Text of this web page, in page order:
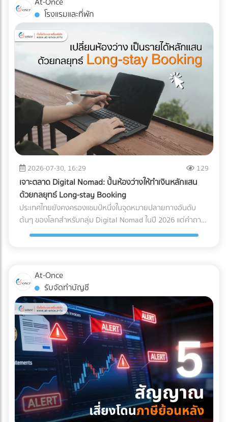
ลดค่า Demand Charge ในบิลค่าไฟได้อย่างมหาศาล ปลดล็อก
ข้อจำกัดทางกฎหมายและภาษี: ภาครัฐและ BOI มีการสนับสนุน
สิทธิประโยชน์ทางภาษีที่ชัดเจนขึ้น สำหรับการลงทุนด้านพลังงาน
สะอาดและการจัดการพลังงาน ทำให้ระยะเวลาคืนทุนสั้นลง
ประเมินความคุ้มค่า: สรุปแล้วคุ้มทุนหรือไม่? เพื่อความเข้าใจที่
ชัดเจน ลองดูตารางเปรียบเทียบระหว่างระบบเดิมกับระบบใหม่
ครับ คำตอบคือ: "คุ้มค่าอย่างแน่นอน" หากโรงงานของคุณจัด
อยู่ในกลุ่มที่มูลค่าความเสียหายจากไฟดับ 1 ครั้ง มีมูลค่าสูง (เช่น
โรงงานพลาสติก, เซมิคอนดักเตอร์, อาหารแช่แข็ง, ยาและ
เวชภัณฑ์) การมีระบบ Industrial ESS จะเปรียบเสมือนการซื้อ
"ประกันภัยความเสี่ยงทางธุรกิจ" ที่แถมโบนัสเป็นการช่วยหั่นค่าไฟ
ในทุกๆ เดือน ยกระดับโรงงานสู่ความยั่งยืนแบบไม่มีสะดุด ในปี
2026 การติดตั้ง Solar Cell สำหรับธุรกิจ B2B ไม่ได้จบแค่เรื่อง
การลดค่าไฟ แต่คือการบริหารความเสี่ยง (Risk Management)
และตอบรับกระแสลดคาร์บอน (ESG/Carbon Footprint) เพื่อ
รักษาความสามารถในการแข่งขันบนเวทีโลก การออกแบบระบบ
Solar Hybrid และ Industrial ESS ต้องอาศัยความเชี่ยวชาญ
ทางวิศวกรรมขั้นสูง ทั้งการคำนวณโหลดไฟฟ้า การเลือกขนาด
แบตเตอรี่ และการขออนุญาตขนานไฟอย่างถูกต้อง หากคุณเป็น
บริษัทรับติดตั้งโซลาร์เซลล์อุตสาหกรรมชั้นนำของประเทศไทยได้
ฟรีที่ At-once แพลตฟอร์มที่เชื่อมโยงธุรกิจ B2B ให้เจอกับพาร์ท
เนอร์ตัวจริง ช่วยให้โรงงานของคุณเดินหน้าต่อได้อย่างมั่นคง
และไม่มีวันสะดุด!
Marketing Agency และผู้เชี่ยวชาญด้านการพัฒนา Web-AR
และ 3D Model ที่พร้อมเปลี่ยนโบรชัวร์ของคุณให้กลายเป็น
พนักงานขายมือทอง ค้นหาพาร์ทเนอร์ที่ใช่ได้เลยวันนี้! ที่นี่!
มิลลิเมตรเดียวส่งผลโดยตรงต่อการวินิจฉัยโรคและชีวิตของผู้
ป่วย หากเกิดความเสียหายระหว่างขนส่ง นอกจากประกันสินค้า
อาจขาดแล้ว ความน่าเชื่อถือขององค์กรก็จะลดลงทันที บทความ
นี้จะพาคุณไปเจาะลึกความเสี่ยง และมาตรฐาน Logistics ที่ธุรกิจ
เครื่องมือแพทย์ต้องรู้ในปี 2026 ครับ 3 ความเสี่ยงแฝงที่เครื่อง
มือแพทย์ต้องเผชิญระหว่างขนส่ง การใช้รถบรรทุกธรรมดาเพื่อ
ขนส่งอุปกรณ์ที่เปราะบาง ถือเป็นการรับความเสี่ยงที่ได้ไม่คุ้มเสีย
นี่คือ 3 ปัญหาหลักที่มักทำให้อุปกรณ์พังจากภายใน: แรงสั่น
สะเทือน (Vibration & Micro-shocks): เลนส์ เลเซอร์ และ
เซนเซอร์ภายในอุปกรณ์มีความเปราะบางสูงมาก แรงสั่นสะเทือน
จากพื้นถนนที่ไม่ราบเรียบสม่ำเสมอ สามารถทำให้แผงวงจรหลวม
หรือระบบเซนเซอร์รวนได้โดยที่ภายนอกยังดูปกติสมบูรณ์ การ
เปลี่ยนแปลงอุณหภูมิและความชื้น (Temperature & Humidity
Excursions): อุปกรณ์อิเล็กทรอนิกส์ทางการแพทย์หลายชนิดมี
ข้อกำหนดเรื่องอุณหภูมิที่ชัดเจน การอยู่ในตู้ขนส่งที่ร้อนอบอ้า
วนานๆ หรือเจอความชื้นสูง อาจทำให้เกิดสนิม คราบตะกรัน หรือ
ไฟฟ้าลัดวงจรเมื่อเปิดใช้งาน การเอียงและการกระแทก (Tilt &
Drop): เครื่องมือขนาดใหญ่บางชนิดถูกระบุไว้ในคู่มือวิศวกรรม
เลยว่า "ห้ามเอียงเกินกี่องศา" การใช้พนักงานยกของ (Porter)
ทั่วไปที่ไม่มีความเชี่ยวชาญ อาจทำให้สารทำความเย็นรั่วไหล หรือ
บริการขนส่ง (3PL) ระดับพรีเมียมที่จะมาดูแลสินค้าหลักล้านของ
คุณ ควรต้องมีคุณสมบัติและเทคโนโลยีที่ออกแบบมาเพื่อการ
แพทย์โดยเฉพาะ ดังนี้: รถขนส่งระบบกันสะเทือนแบบถุงลม (Air-
Ride Suspension): นี่คือหัวใจสำคัญ! ต้องใช้รถบรรทุกที่ติดตั้ง
ช่วงล่างแบบถุงลมเท่านั้น เพื่อดูดซับแรงสั่นสะเทือนและแรง
กระแทกจากพื้นถนนให้เหลือน้อยที่สุด คุ้มครองเซนเซอร์ภายใน
เครื่องจักรให้อยู่ในสภาพ 100% บริการ White Glove Service:
การขนส่งระดับนี้ไม่ได้จบแค่การดรอปของไว้หน้าประตูโรง
พยาบาล แต่ทีมขนส่งต้องมีความเชี่ยวชาญในการแกะกล่อง
(Unpacking) นำเครื่องมือเข้าไปติดตั้งยังห้องปฏิบัติการที่ซับ
ซ้อน และจัดการนำขยะบรรจุภัณฑ์กลับไปทิ้งอย่างถูกวิธี
มาตรฐานคุณภาพระดับสากล (Certifications): พาร์ทเนอร์ด้าน
โรงแรมและที่พัก
2026-07-30, 16:29 129
เจาะตลาด Digital Nomad: ปั้นห้องว่างให้ทำเงินหลักแสน
ด้วยกลยุทธ์ Long-stay Booking
ประเทศไทยยังคงครองแชมป์หนึ่งในจุดหมายปลายทางอันดับ
ต้นๆ ของโลกสำหรับกลุ่ม Digital Nomad ในปี 2026 แต่คำถาม
ที่น่าสนใจคือ... ทำไมรายได้มหาศาลจากคนกลุ่มนี้ ถึงไปตกอยู่กับ
Agencies) และขายห้องพักแบบ "รายวัน" ซึ่งไม่ตอบโจทย์ชาว
Nomad ที่ต้องการพำนักระยะยาว (1-6 เดือน) หากคุณเป็น
เจ้าของโรงแรมหรือผู้บริหารที่ต้องการเพิ่ม Occupancy Rate
โดยเฉพาะในช่วง Low Season นี่คือจังหวะทองในการปรับ
กลยุทธ์ครับ ทำไมการตลาดแบบเดิมถึงปิดการขายกลุ่ม Nomad
ไม่ได้? พฤติกรรมการจองที่พักของกลุ่ม Digital Nomad นั้นต่าง
จากนักท่องเที่ยวทั่วไปอย่างสิ้นเชิง พวกเขาไม่ได้มองหาสระว่าย
น้ำสวยๆ หรืออาหารเช้าแบบบุฟเฟต์เป็นอันดับแรก แต่พวกเขา
กำลังมองหา "ออฟฟิศส่วนตัวที่พักผ่อนได้" 3 กลยุทธ์เปลี่ยน
โรงแรมให้เป็น Nomad Hub ที่ทำกำไรสูงสุด หากต้องการดึงดูด
ลูกค้ากลุ่มนี้ให้ยอมจ่ายเงินหลักหมื่นถึงหลักแสนเพื่อเข้าพักระยะ
ยาว คุณต้องปรับแต่งการนำเสนอใหม่ ดังนี้: 1. สร้าง Landing
At-Once
รับจัดทำบัญชี